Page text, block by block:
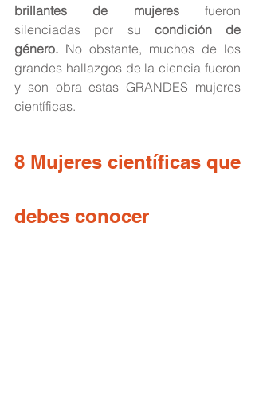
brillantes de mujeres fueron
silenciadas por su condición de
género. No obstante, muchos de los
grandes hallazgos de la ciencia fueron
y son obra estas GRANDES mujeres
científicas.
8 Mujeres científicas que
debes conocer